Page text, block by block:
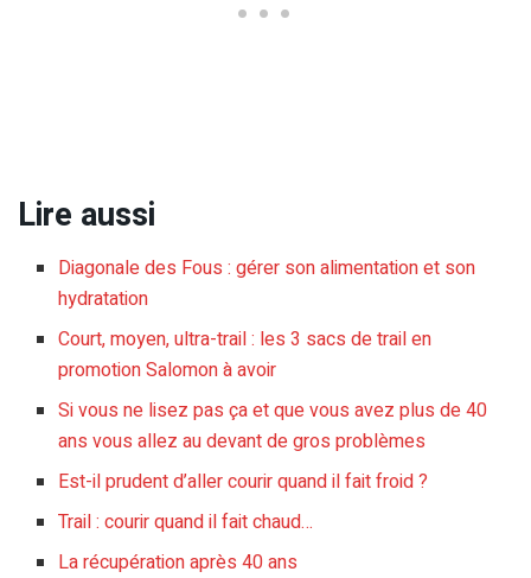
Lire aussi
Diagonale des Fous : gérer son alimentation et son
hydratation
Court, moyen, ultra-trail : les 3 sacs de trail en
promotion Salomon à avoir
Si vous ne lisez pas ça et que vous avez plus de 40
ans vous allez au devant de gros problèmes
Est-il prudent d’aller courir quand il fait froid ?
Trail : courir quand il fait chaud…
La récupération après 40 ans